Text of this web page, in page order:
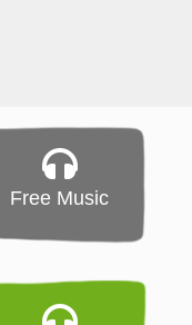
Free Music